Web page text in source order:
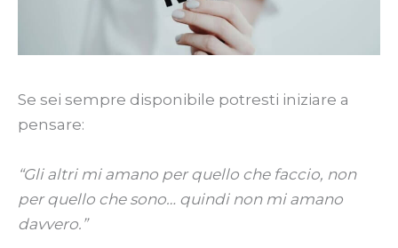
Se sei sempre disponibile potresti iniziare a
pensare:
“Gli altri mi amano per quello che faccio, non
per quello che sono… quindi non mi amano
davvero.”